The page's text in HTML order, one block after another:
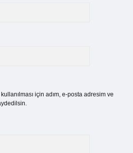
için adım, e-posta adresim ve